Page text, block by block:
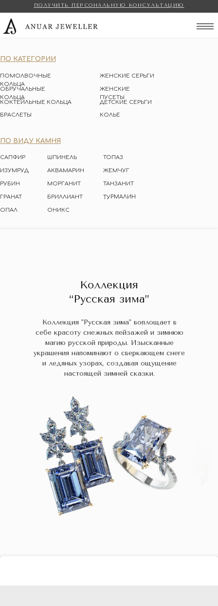
ПОЛУЧИТЬ ПЕРСОНАЛЬНУЮ КОНСУЛЬТАЦИЮ
ПО КАТЕГОРИИ
ПОМОЛВОЧНЫЕ
КОЛЬЦА
ОБРУЧАЛЬНЫЕ
КОЛЬЦА
ЖЕНСКИЕ СЕРЬГИ
КОКТЕЙЛЬНЫЕ КОЛЬЦА
ЖЕНСКИЕ
ПУСЕТЫ
ДЕТСКИЕ СЕРЬГИ
БРАСЛЕТЫ
КОЛЬЕ
ПО ВИДУ КАМНЯ
САПФИР
ИЗУМРУД
ШПИНЕЛЬ
РУБИН
АКВАМАРИН
МОРГАНИТ
ГРАНАТ БРИЛЛИАНТ
ТОПАЗ
ЖЕМЧУГ
ТУРМАЛИН
ТАНЗАНИТ
ОНИКС
ОПАЛ
Коллекция
“Русская зима”
Коллекция "Русская зима" воплощает в
себе красоту снежных пейзажей и зимнюю
магию русской природы. Изысканные
украшения напоминают о сверкающем снеге
и ледяных узорах, создавая ощущение
настоящей зимней сказки.